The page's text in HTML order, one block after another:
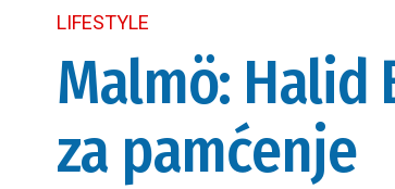
LIFESTYLE
Malmö: Halid
za pamćenje